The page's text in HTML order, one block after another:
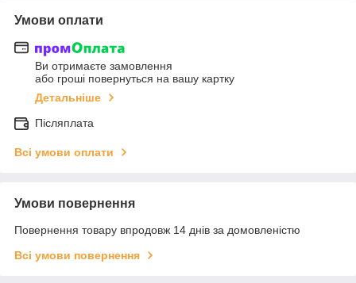
Умови оплати
Ви отримаєте замовлення
або гроші повернуться на вашу картку
Детальніше
Післяплата
Всі умови оплати
Умови повернення
Повернення товару впродовж 14 днів за домовленістю
Всі умови повернення